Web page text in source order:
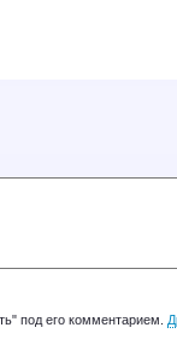
под его комментарием.